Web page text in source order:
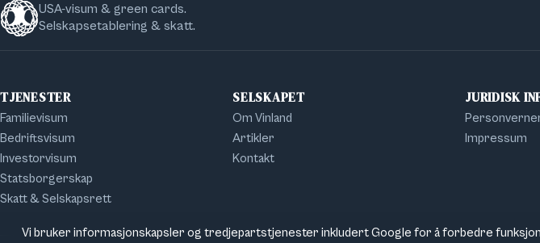
USA-visum & green cards.
Selskapsetablering & skatt.
TJENESTER
Familievisum
Bedriftsvisum
Investorvisum
Statsborgerskap
Skatt & Selskapsrett
SELSKAPET
Om Vinland
Artikler
Kontakt
JURIDISK
Impressum
Vi bruker informasjonskapsler og tredjepartstjenester inkludert Google for å forbedre